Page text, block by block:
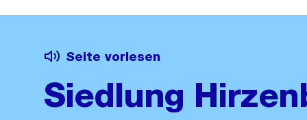
Seite vorlesen
Siedlung